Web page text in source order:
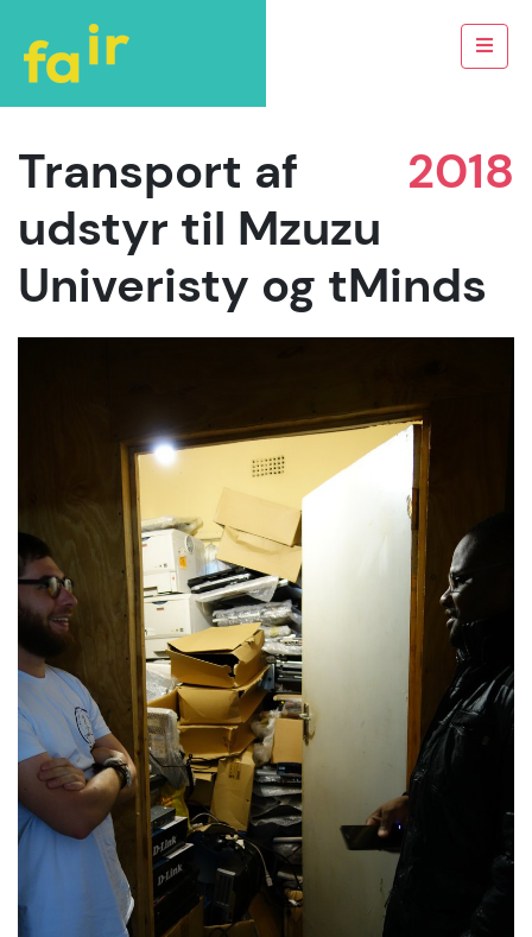
2018
Transport af
udstyr til Mzuzu
Univeristy og tMinds